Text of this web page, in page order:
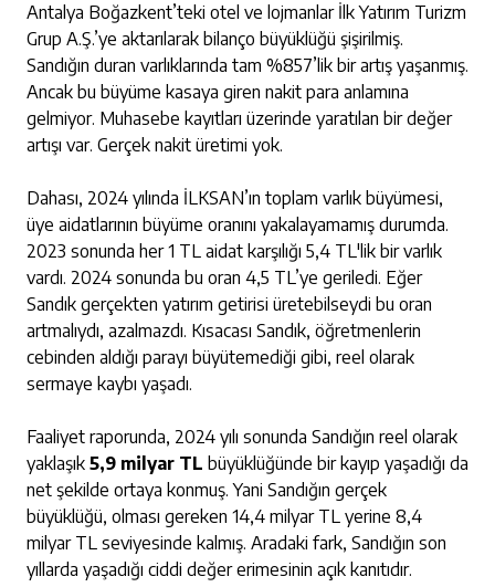
Antalya Boğazkent’teki otel ve lojmanlar İlk Yatırım Turizm
Grup A.Ş.’ye aktarılarak bilanço büyüklüğü şişirilmiş.
Sandığın duran varlıklarında tam %857’lik bir artış yaşanmış.
Ancak bu büyüme kasaya giren nakit para anlamına
gelmiyor. Muhasebe kayıtları üzerinde yaratılan bir değer
artışı var. Gerçek nakit üretimi yok.
Dahası, 2024 yılında İLKSAN’ın toplam varlık büyümesi,
üye aidatlarının büyüme oranını yakalayamamış durumda.
2023 sonunda her 1 TL aidat karşılığı 5,4 TL'lik bir varlık
vardı. 2024 sonunda bu oran 4,5 TL’ye geriledi. Eğer
Sandık gerçekten yatırım getirisi üretebilseydi bu oran
artmalıydı, azalmazdı. Kısacası Sandık, öğretmenlerin
cebinden aldığı parayı büyütemediği gibi, reel olarak
sermaye kaybı yaşadı.
Faaliyet raporunda, 2024 yılı sonunda Sandığın reel olarak
yaklaşık 5,9 milyar TL büyüklüğünde bir kayıp yaşadığı da
net şekilde ortaya konmuş. Yani Sandığın gerçek
büyüklüğü, olması gereken 14,4 milyar TL yerine 8,4
milyar TL seviyesinde kalmış. Aradaki fark, Sandığın son
yıllarda yaşadığı ciddi değer erimesinin açık kanıtıdır.